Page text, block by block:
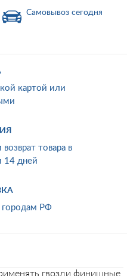
Самовывоз сегодня
картой или
товара в
14 дней
городам РФ
гвозди финишные